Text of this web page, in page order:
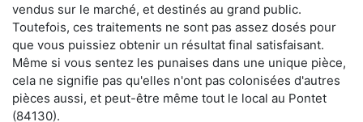
vendus sur le marché, et destinés au grand public.
Toutefois, ces traitements ne sont pas assez dosés pour
que vous puissiez obtenir un résultat final satisfaisant.
Même si vous sentez les punaises dans une unique pièce,
cela ne signifie pas qu'elles n'ont pas colonisées d'autres
pièces aussi, et peut-être même tout le local au Pontet
(84130).